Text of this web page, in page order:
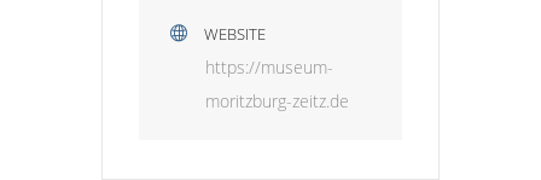
WEBSITE
https://museum-
moritzburg-zeitz.de